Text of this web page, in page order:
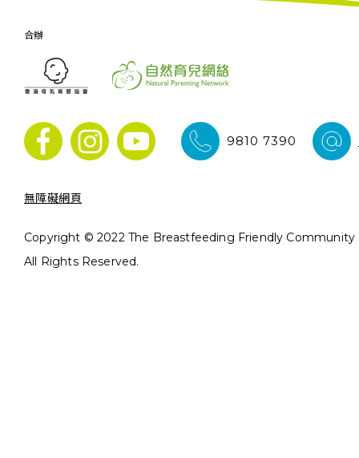
合辦
9810 7390
無障礙網頁
Copyright © 2022 The Breastfeeding Friendly Community
All Rights Reserved.